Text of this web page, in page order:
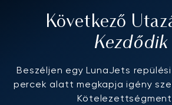
Következő
Kezdődik
Beszéljen egy LunaJets
percek alatt megkapja igény